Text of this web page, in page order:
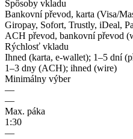
Spôsoby vkladu
Bankovní převod, karta (Visa/
Giropay, Sofort, Trustly, iDeal,
ACH převod, bankovní převod
Rýchlosť vkladu
Ihned (karta, e-wallet); 1–5 dní
1–3 dny (ACH); ihned (wire)
Minimálny výber
—
—
Max. páka
1:30
—